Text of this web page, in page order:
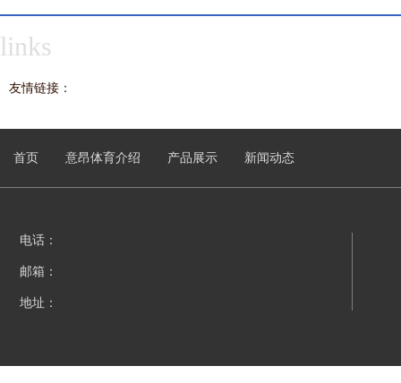
财运翻
是前
links
友情链接：
首页 意昂体育介绍 产品展示 新闻动态
电话：
邮箱：
地址：